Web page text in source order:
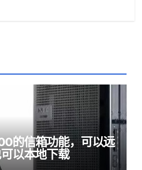
的信箱功能，可以远
以本地下载